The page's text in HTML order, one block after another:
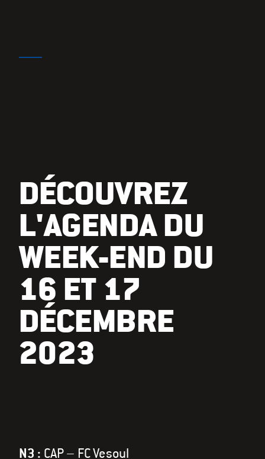
DÉCOUVREZ
L'AGENDA DU
WEEK-END DU
16 ET 17
DÉCEMBRE
2023
N3 : CAP – FC Vesoul